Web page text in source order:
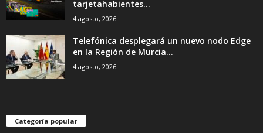
tarjetahabientes...
4 agosto, 2026
Telefónica desplegará un nuevo nodo Edge
en la Región de Murcia...
4 agosto, 2026
Categoría popular